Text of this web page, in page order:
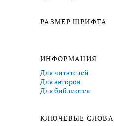
РАЗМЕР ШРИФТА
ИНФОРМАЦИЯ
Для читателей
Для авторов
Для библиотек
КЛЮЧЕВЫЕ СЛОВА